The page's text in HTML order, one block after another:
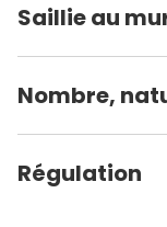
Saillie au
Nombre,
Régulation